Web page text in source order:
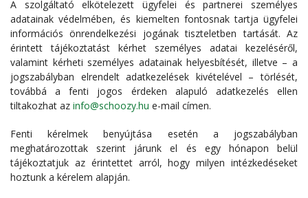
A szolgáltató elkötelezett ügyfelei és partnerei személyes
adatainak védelmében, és kiemelten fontosnak tartja ügyfelei
információs önrendelkezési jogának tiszteletben tartását. Az
érintett tájékoztatást kérhet személyes adatai kezeléséről,
valamint kérheti személyes adatainak helyesbítését, illetve – a
jogszabályban elrendelt adatkezelések kivételével – törlését,
továbbá a fenti jogos érdeken alapuló adatkezelés ellen
tiltakozhat az info@schoozy.hu e-mail címen.
Fenti kérelmek benyújtása esetén a jogszabályban
meghatározottak szerint járunk el és egy hónapon belül
tájékoztatjuk az érintettet arról, hogy milyen intézkedéseket
hoztunk a kérelem alapján.